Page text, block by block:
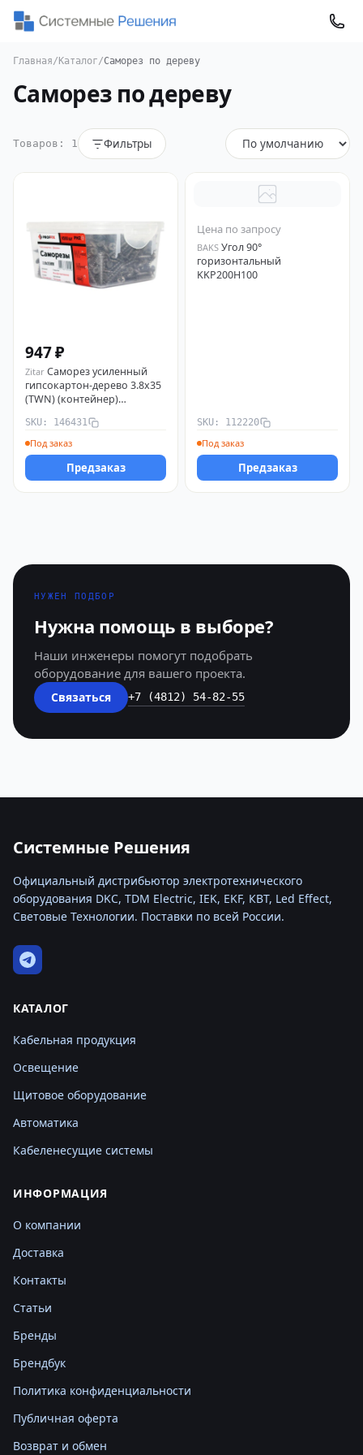
Главная/ Каталог/Саморез по дереву
Саморез по дереву
Товаров: 1 Фильтры
947 ₽
Zitar Саморез усиленный
гипсокартон-дерево 3.8х35
(TWN) (контейнер)
PRO/Zitar 146431
SKU: 146431
Под заказ
Предзаказ
Цена по запросу
BAKS Угол 90°
горизонтальный
KKP200H100
SKU: 112220
Под заказ
Предзаказ
НУЖЕН ПОДБОР
Нужна помощь в выборе?
Наши инженеры помогут подобрать
оборудование для вашего проекта.
Связаться +7 (4812) 54-82-55
Системные Решения
Официальный дистрибьютор электротехнического
оборудования DKC, TDM Electric, IEK, EKF, КВТ, Led Effect,
Световые Технологии. Поставки по всей России.
КАТАЛОГ
Кабельная продукция
Освещение
Щитовое оборудование
Автоматика
Кабеленесущие системы
ИНФОРМАЦИЯ
О компании
Доставка
Контакты
Статьи
Бренды
Брендбук
Политика конфиденциальности
Публичная оферта
Возврат и обмен